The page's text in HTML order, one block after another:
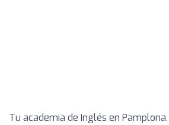
Tu academia de Inglés en